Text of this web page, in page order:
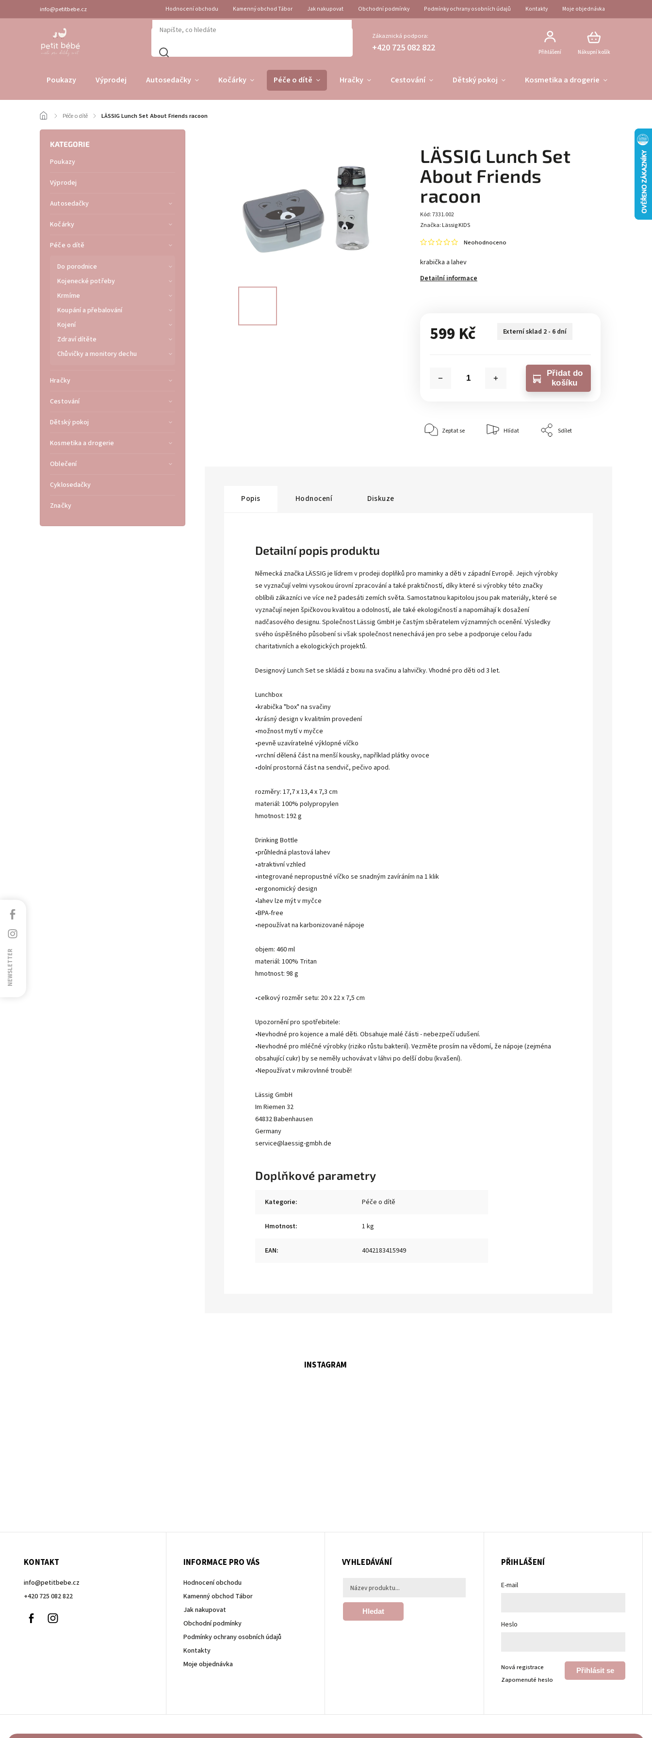
info@petitbebe.cz Hodnocení obchodu Kamenný obchod Tábor Jak nakupovat Obchodní podmínky Podmínky ochrany osobních údajů Kontakty Moje objednávka
Zákaznická podpora:
+420 725 082 822 Nákupní košík
Přihlášení
Poukazy Výprodej Autosedačky Kočárky Péče o dítě Hračky Cestování Dětský pokoj Kosmetika a drogerie
/ Péče o dítě / LÄSSIG Lunch Set About Friends racoon
KATEGORIE
Poukazy
Výprodej
Autosedačky
Kočárky
Péče o dítě
Do porodnice
Kojenecké potřeby
Krmíme
Koupání a přebalování
Kojení
Zdraví dítěte
Chůvičky a monitory dechu
Hračky
Cestování
Dětský pokoj
Kosmetika a drogerie
Oblečení
Cyklosedačky
Značky
LÄSSIG Lunch Set
About Friends
racoon
Kód:7331.002
Neohodnoceno
krabička a lahev
Detailní informace
Značka: Lässig KIDS
599 Kč Externí sklad 2 - 6 dní
Přidat do
košíku
Zeptat se Hlídat Sdílet
Popis Hodnocení Diskuze
Detailní popis produktu
Německá značka LÄSSIG je lídrem v prodeji doplňků pro maminky a děti v západní Evropě. Jejich výrobky
se vyznačují velmi vysokou úrovní zpracování a také praktičností, díky které si výrobky této značky
oblíbili zákazníci ve více než padesáti zemích světa. Samostatnou kapitolou jsou pak materiály, které se
vyznačují nejen špičkovou kvalitou a odolností, ale také ekologičností a napomáhají k dosažení
nadčasového designu. Společnost Lässig GmbH je častým sběratelem významných ocenění. Výsledky
svého úspěšného působení si však společnost nenechává jen pro sebe a podporuje celou řadu
charitativních a ekologických projektů.
Designový Lunch Set se skládá z boxu na svačinu a lahvičky. Vhodné pro děti od 3 let.
Lunchbox
•krabička "box" na svačiny
•krásný design v kvalitním provedení
•možnost mytí v myčce
•pevně uzavíratelné výklopné víčko
•vrchní dělená část na menší kousky, například plátky ovoce
•dolní prostorná část na sendvič, pečivo apod.
rozměry: 17,7 x 13,4 x 7,3 cm
materiál: 100% polypropylen
hmotnost: 192 g
Drinking Bottle
•průhledná plastová lahev
•atraktivní vzhled
•integrované nepropustné víčko se snadným zavíráním na 1 klik
•ergonomický design
•lahev lze mýt v myčce
•BPA-free
•nepoužívat na karbonizované nápoje
objem: 460 ml
materiál: 100% Tritan
hmotnost: 98 g
•celkový rozměr setu: 20 x 22 x 7,5 cm
Upozornění pro spotřebitele:
•Nevhodné pro kojence a malé děti. Obsahuje malé části - nebezpečí udušení.
•Nevhodné pro mléčné výrobky (riziko růstu bakterií). Vezměte prosím na vědomí, že nápoje (zejména
obsahující cukr) by se neměly uchovávat v láhvi po delší dobu (kvašení).
•Nepoužívat v mikrovlnné troubě!
Lässig GmbH
Im Riemen 32
64832 Babenhausen
Germany
service@laessig-gmbh.de
Doplňkové parametry
Kategorie: Péče o dítě
Hmotnost: 1 kg
EAN: 4042183415949
KONTAKT
info@petitbebe.cz
+420 725 082 822
Facebook
INFORMACE PRO VÁS
Hodnocení obchodu
Kamenný obchod Tábor
Jak nakupovat
Obchodní podmínky
Podmínky ochrany osobních údajů
Kontakty
Moje objednávka
VYHLEDÁVÁNÍ
Hledat
PŘIHLÁŠENÍ
E-mail
Heslo
Přihlásit se
Nová registrace
Zapomenuté heslo
INSTAGRAM
NEWSLETTER